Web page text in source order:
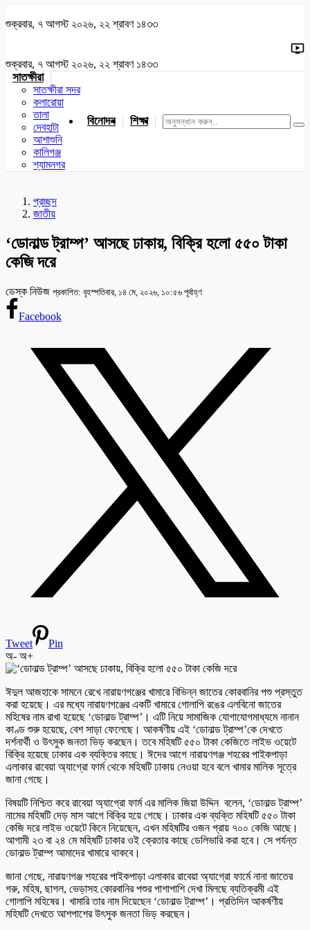
শুক্রবার, ৭ আগস্ট ২০২৬, ২২ শ্রাবণ ১৪৩৩
শুক্রবার, ৭ আগস্ট ২০২৬, ২২ শ্রাবণ ১৪৩৩
সাতক্ষীরা
সাতক্ষীরা সদর
কলারোয়া
তালা
দেবহাটা
আশাশুনি
কালিগঞ্জ
শ্যামনগর
বিনোদন শিক্ষা খেলাধুলা জাতীয় যশোর
প্রচ্ছদ
জাতীয়
‘ডোনাল্ড ট্রাম্প’ আসছে ঢাকায়, বিক্রি হলো ৫৫০ টাকা
কেজি দরে
ডেস্ক নিউজ প্রকাশিত: বৃহস্পতিবার, ১৪ মে, ২০২৬, ১০:৫৬ পূর্বাহ্ণ
Facebook
Tweet
Pin
অ- অ+
ঈদুল আজহাকে সামনে রেখে নারায়ণগঞ্জের খামারে বিভিন্ন জাতের কোরবানির পশু প্রস্তুত
করা হয়েছে। এর মধ্যে নারায়ণগঞ্জের একটি খামারে গোলাপি রঙের এলবিনো জাতের
মহিষের নাম রাখা হয়েছে ‘ডোনাল্ড ট্রাম্প’। এটি নিয়ে সামাজিক যোগাযোগমাধ্যমে নানান
কাণ্ড শুরু হয়েছে, বেশ সাড়া ফেলেছে। আকর্ষণীয় এই ‘ডোনাল্ড ট্রাম্প’কে দেখতে
দর্শনার্থী ও উৎসুক জনতা ভিড় করছেন। তবে মহিষটি ৫৫০ টাকা কেজিতে লাইভ ওয়েটে
বিক্রি হয়েছে ঢাকার এক ব্যক্তির কাছে। ঈদের আগে নারায়ণগঞ্জ শহরের পাইকপাড়া
এলাকার রাবেয়া অ্যাগ্রো ফার্ম থেকে মহিষটি ঢাকায় নেওয়া হবে বলে খামার মালিক সূত্রে
জানা গেছে।
বিষয়টি নিশ্চিত করে রাবেয়া অ্যাগ্রো ফার্ম এর মালিক জিয়া উদ্দিন বলেন, ‘ডোনাল্ড ট্রাম্প’
নামের মহিষটি দেড় মাস আগে বিক্রি হয়ে গেছে। ঢাকার এক ব্যক্তি মহিষটি ৫৫০ টাকা
কেজি দরে লাইভ ওয়েটে কিনে নিয়েছেন, এখন মহিষটির ওজন প্রায় ৭০০ কেজি আছে।
আগামী ২৩ বা ২৪ মে মহিষটি ঢাকার ওই ক্রেতার কাছে ডেলিভারি করা হবে। সে পর্যন্ত
ডোনাল্ড ট্রাম্প আমাদের খামারে থাকবে।
জানা গেছে, নারায়ণগঞ্জ শহরের পাইকপাড়া এলাকার রাবেয়া অ্যাগ্রো ফার্মে নানা জাতের
গরু, মহিষ, ছাগল, ভেড়াসহ কোরবানির পশুর পাশাপাশি দেখা মিলছে ব্যতিক্রমী এই
গোলাপি মহিষের। খামারি তার নাম দিয়েছেন ‘ডোনাল্ড ট্রাম্প’। প্রতিদিন আকর্ষণীয়
মহিষটি দেখতে আশপাশের উৎসুক জনতা ভিড় করছেন।